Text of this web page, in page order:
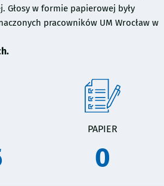
Głosy w formie papierowej były
pracowników UM Wrocław w
PAPIER
0